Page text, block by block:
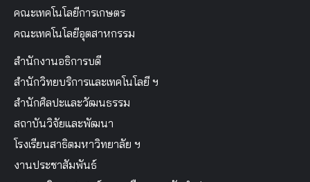
คณะเทคโนโลยีการเกษตร
คณะเทคโนโลยีอุตสาหกรรม
สำนักงานอธิการบดี
สำนักวิทยบริการและเทคโนโลยี ฯ
สำนักศิลปะและวัฒนธรรม
สถาบันวิจัยและพัฒนา
โรงเรียนสาธิตมหาวิทยาลัย ฯ
งานประชาสัมพันธ์